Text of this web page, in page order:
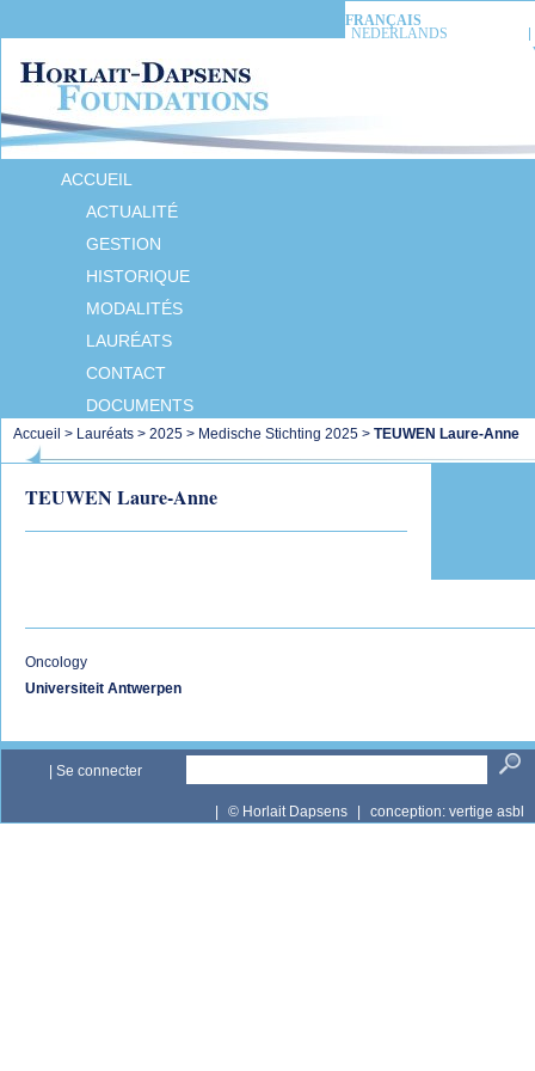
FRANÇAIS
NEDERLANDS
ACCUEIL
ACTUALITÉ
GESTION
HISTORIQUE
MODALITÉS
LAURÉATS
CONTACT
DOCUMENTS
Accueil > Lauréats > 2025 > Medische Stichting 2025 > TEUWEN Laure-Anne
TEUWEN Laure-Anne
Oncology
Universiteit Antwerpen
Se connecter
© Horlait Dapsens conception: vertige asbl